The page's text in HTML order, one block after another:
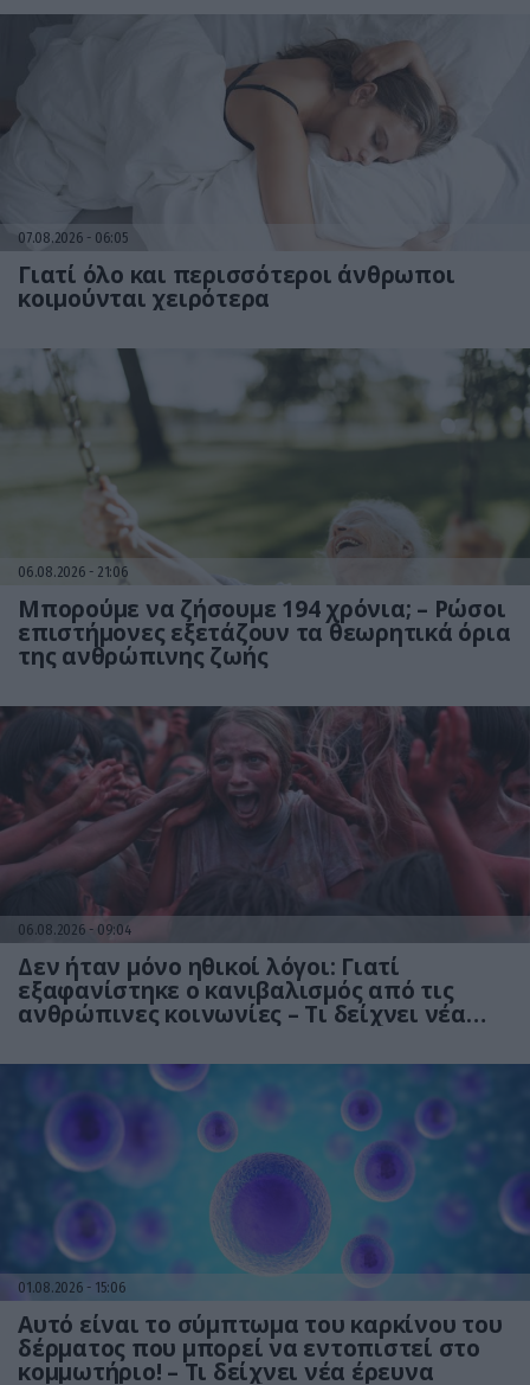
07.08.2026 06:05
Γιατί όλο και περισσότεροι άνθρωποι
κοιμούνται χειρότερα
06.08.2026 21:06
Μπορούμε να ζήσουμε 194 χρόνια; – Ρώσοι
επιστήμονες εξετάζουν τα θεωρητικά όρια
της ανθρώπινης ζωής
06.08.2026 09:04
Δεν ήταν μόνο ηθικοί λόγοι: Γιατί
εξαφανίστηκε ο κανιβαλισμός από τις
ανθρώπινες κοινωνίες – Τι δείχνει νέα
01.08.2026 15:06
Αυτό είναι το σύμπτωμα του καρκίνου του
δέρματος που μπορεί να εντοπιστεί στο
κομμωτήριο! – Τι δείχνει νέα έρευνα